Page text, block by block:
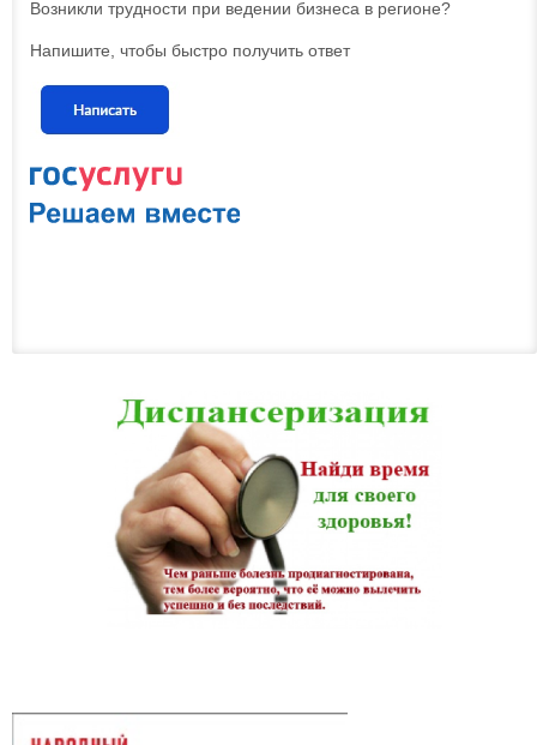
Возникли трудности при ведении бизнеса в регионе?
Напишите, чтобы быстро получить ответ